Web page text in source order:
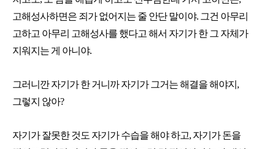
고해성사하면은 죄가 없어지는 줄 안단 말이야. 그건 아무리
고하고 아무리 고해성사를 했다고 해서 자기가 한 그 자체가
지워지는 게 아니야.
그러니깐 자기가 한 거니까 자기가 그거는 해결을 해야지,
그렇지 않아?
자기가 잘못한 것도 자기가 수습을 해야 하고, 자기가 돈을